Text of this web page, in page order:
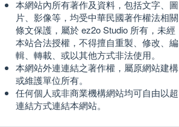
本網站內所有著作及資料，包括文字、圖
片、影像等，均受中華民國著作權法相關
條文保護，屬於 ez2o Studio 所有，未經
本站合法授權，不得擅自重製、修改、編
輯、轉載、或以其他方式非法使用。
本網站外連連結之著作權，屬原網站建構
或維護單位所有。
任何個人或非商業機構網站均可自由以超
連結方式連結本網站。